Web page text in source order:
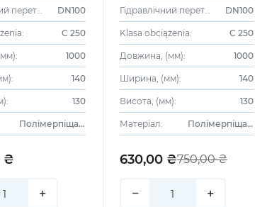
Гідравлічний перетин: DN100
C 250
1000
140
130
Полімерпіщаний
₴
+
Гідравлічний перетин: DN100
Klasa obciążenia: C 250
Довжина, (мм): 1000
Ширина, (мм): 140
Висота, (мм): 130
Матеріал: Полімерпіщаний
630,00 ₴750,00 ₴
− +